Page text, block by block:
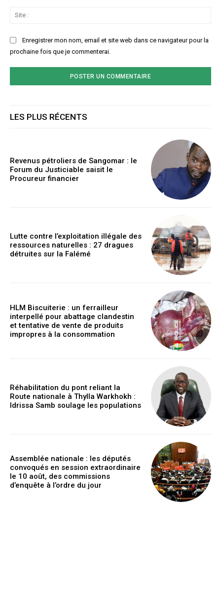
Enregistrer mon nom, email et site web dans ce navigateur pour la
prochaine fois que je commenterai.
LES PLUS RÉCENTS
Revenus pétroliers de Sangomar : le
Forum du Justiciable saisit le
Procureur financier
Lutte contre l’exploitation illégale des
ressources naturelles : 27 dragues
détruites sur la Falémé
HLM Biscuiterie : un ferrailleur
interpellé pour abattage clandestin
et tentative de vente de produits
impropres à la consommation
Réhabilitation du pont reliant la
Route nationale à Thylla Warkhokh :
Idrissa Samb soulage les populations
Assemblée nationale : les députés
convoqués en session extraordinaire
le 10 août, des commissions
d’enquête à l’ordre du jour